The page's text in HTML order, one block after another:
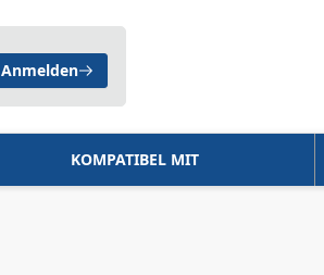
Anmelden
KOMPATIBEL MIT